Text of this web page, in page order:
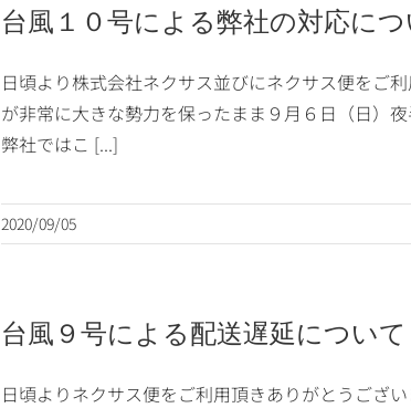
台風１０号による弊社の対応につ
日頃より株式会社ネクサス並びにネクサス便をご
が非常に大きな勢力を保ったまま９月６日（日）
弊社ではこ [...]
2020/09/05
台風９号による配送遅延について
日頃よりネクサス便をご利用頂きありがとうござ